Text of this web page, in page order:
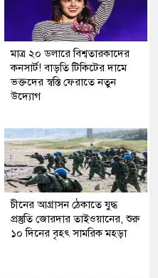
মাত্র ২০ ডলারে বিশ্বতারকাদের
কনসার্ট! বাড়তি টিকিটের দামে
ভক্তদের স্বস্তি ফেরাতে নতুন
উদ্যোগ
চীনের আগ্রাসন ঠেকাতে যুদ্ধ
প্রস্তুতি জোরদার তাইওয়ানের, শুরু
১০ দিনের বৃহৎ সামরিক মহড়া